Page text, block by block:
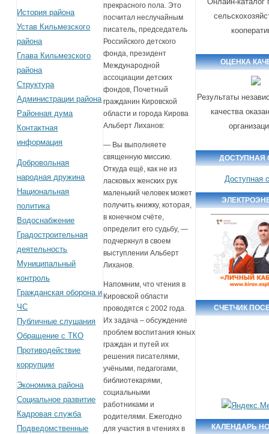
История района
Устав Кильмезского
района
Глава Кильмезского
района
Структура
Администрации района
Районная дума
Контактная
информация
Добровольная
народная дружина
Национальная
политика
Водоснабжение
Градостроительная
деятельность
Муниципальный
контроль
Гражданская оборона и
ЧС
Публичные слушания
Обращение с ТКО
Противодействие
коррупции
Экономика района
Социальное развитие
Кадровая служба
Подведомственные
прекрасного пола. Это
посчитал неслучайным
писатель, председатель
Российского детского
фонда, президент
Международной
ассоциации детских
фондов, Почетный
гражданин Кировской
области и города Кирова
Альберт Лиханов:
— Вы выполняете
священную миссию.
Откуда ещё, как не из
ласковых женских рук
маленький человек может
получить книжку, которая,
в конечном счёте,
определит его судьбу, —
подчеркнул в своем
выступлении Альберт
Лиханов.
Напомним, что чтения в
Кировской области
проводятся с 2002 года.
Их задача – обсуждение
проблем воспитания юных
граждан и путей их
решения писателями,
учёными, педагогами,
библиотекарями,
социальными
работниками и
родителями. Ежегодно
для участия в чтениях в
ОЦЕНКА
Результаты
качества
ДОСТУПНАЯ
Доступная
СЧЕТЧИК
КАЛЕНДАРЬ